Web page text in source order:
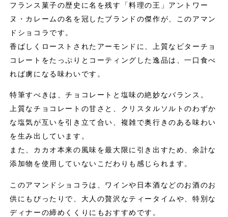
フランス菓子の歴史に名を残す「料理の王」アントワー
ヌ・カレームの名を冠したブランドの傑作が、このアマン
ドショコラです。
香ばしくローストされたアーモンドに、上質なビターチョ
コレートをたっぷりとコーティングした逸品は、一口食べ
れば虜になる味わいです。
特筆すべきは、チョコレートと塩味の絶妙なバランス。
上質なチョコレートの甘さと、クリスタルソルトのわずか
な塩気が互いを引き立て合い、複雑で奥行きのある味わい
を生み出しています。
また、カカオ本来の風味を最大限に引き出すため、余計な
添加物を使用していないこだわりも感じられます。
このアマンドショコラは、ワインや日本酒などのお酒のお
供にもぴったりで、大人の贅沢なティータイムや、特別な
ディナーの締めくくりにもおすすめです。